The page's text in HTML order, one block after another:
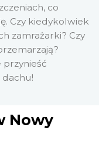
co
Czy kiedykolwiek
zamrażarki? Czy
przynieść
dachu!
Nowy